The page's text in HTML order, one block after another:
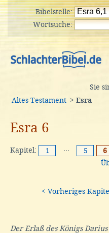
Bibelstelle:
Wortsuche:
Sie
Altes Testament > Esra
Esra 6
Kapitel: 1 ··· 5 6
< Vorheriges
Der Erlaß des Königs Darius